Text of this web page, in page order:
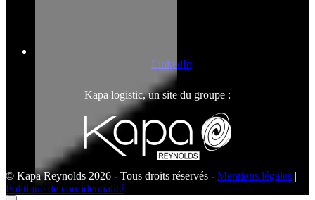
LinkedIn
Kapa logistic, un site du groupe :
© Kapa Reynolds 2026 - Tous droits réservés - Mentions légales |
Politique de confidentialité